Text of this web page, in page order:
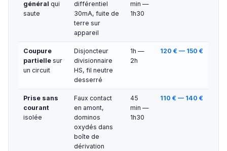
général qui
saute
différentiel
30mA, fuite de
terre sur
appareil
min —
1h30
Coupure
partielle sur
un circuit
Disjoncteur
divisionnaire
HS, fil neutre
desserré
1h —
2h
120 € — 150 €
Prise sans
courant
isolée
Faux contact
en amont,
dominos
oxydés dans
boîte de
dérivation
45
min —
1h30
110 € — 140 €